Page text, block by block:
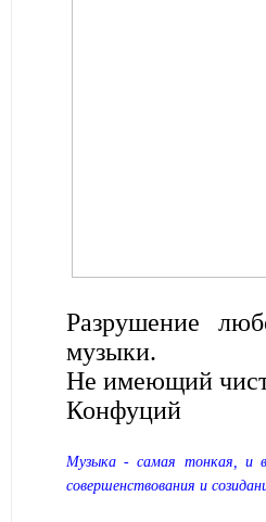
Разрушение
музыки.
Не имеющий
Конфуций
Музыка - самая тонкая, и
совершенствования и